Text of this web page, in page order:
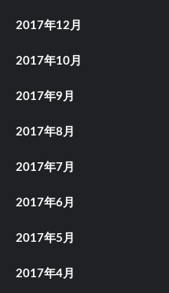
2017年12月
2017年10月
2017年9月
2017年8月
2017年7月
2017年6月
2017年5月
2017年4月